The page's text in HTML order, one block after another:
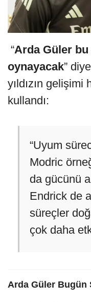
️ “Arda Güler
oynayacak”
yıldızın gelişimi
kullandı:
“Uyum
Modric
da gücünü
Endrick de
süreçler
çok daha
Arda Güler Bugün